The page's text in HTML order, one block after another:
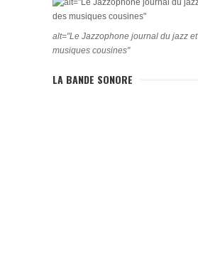
alt="Le Jazzophone journal du jazz
musiques cousines"
LA BANDE SONORE